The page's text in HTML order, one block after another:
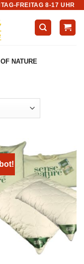
FREITAG 8-17 UHR
NATURE